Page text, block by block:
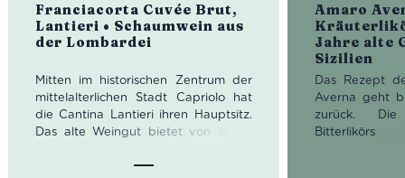
Franciacorta Cuvée Brut,
Lantieri • Schaumwein aus
der Lombardei
Bewertet
Mitten im historischen Zentrum der
mittelalterlichen Stadt Capriolo hat
die Cantina Lantieri ihren Hauptsitz.
Das alte Weingut bietet von seiner
malerischen Blick auf die Landschaft
Amaro
Jahre alte
Sizilien
Das Rezept
Averna geht
zurück.
Bewertet
mit5.00von
5